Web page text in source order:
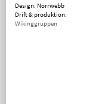
Design: Norrwebb
Drift & produktion:
Wikinggruppen